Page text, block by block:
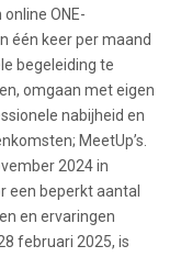
ONE-
één keer per maand
begeleiding te
omgaan met eigen
nabijheid en
MeetUp’s.
2024 in
een beperkt aantal
en ervaringen
februari 2025, is